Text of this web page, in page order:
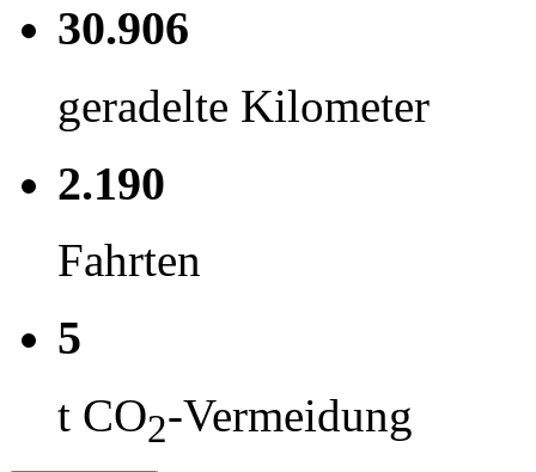
30.906
geradelte Kilometer
2.190
Fahrten
5
t CO2-Vermeidung